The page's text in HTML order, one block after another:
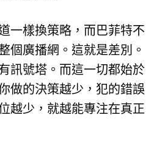
一樣換策略，而巴菲特不
廣播網。這就是差別。
訊號塔。而這一切都始於
做的決策越少，犯的錯誤
越少，就越能專注在真正